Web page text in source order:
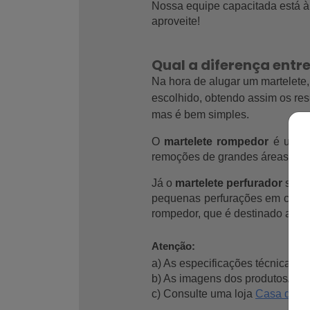
Nossa equipe capacitada está
aproveite!
Qual a diferença
Na hora de alugar um
escolhido, obtendo assim os
mas é bem simples.
O martelete rompedor é
remoções de grandes áreas.
Já o martelete perfurador
pequenas perfurações em
rompedor, que é destinado a
Atenção:
a) As especificações técnicas
b) As imagens dos produtos/
c) Consulte uma loja Casa do